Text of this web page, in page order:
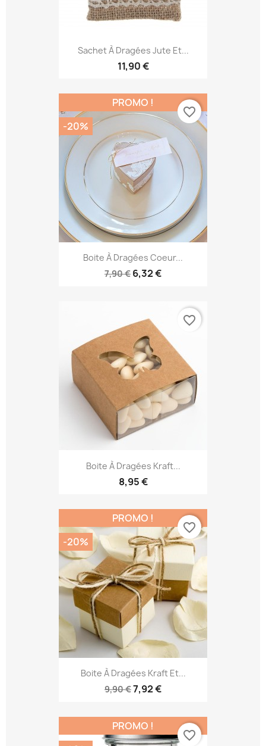
Sachet À Dragées Jute Et...
11,90 €
Boite À Dragées Coeur...
7,90 € 6,32 €
PROMO !
-20%
favorite_border
Boite À Dragées Kraft...
8,95 €
favorite_border
Boite À Dragées Kraft Et...
9,90 €7,92 €
PROMO !
-20%
favorite_border
PROMO !
favorite_border